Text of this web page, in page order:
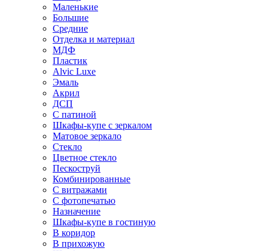
Маленькие
Большие
Средние
Отделка и материал
МДФ
Пластик
Alvic Luxe
Эмаль
Акрил
ДСП
С патиной
Шкафы-купе с зеркалом
Матовое зеркало
Стекло
Цветное стекло
Пескоструй
Комбинированные
С витражами
С фотопечатью
Назначение
Шкафы-купе в гостиную
В коридор
В прихожую